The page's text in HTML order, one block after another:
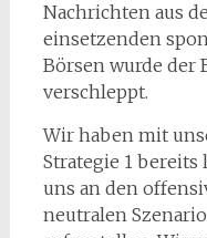
Nachrichten aus
einsetzenden
Börsen wurde der
verschleppt.
Wir haben mit
Strategie 1 bereits
uns an den
neutralen